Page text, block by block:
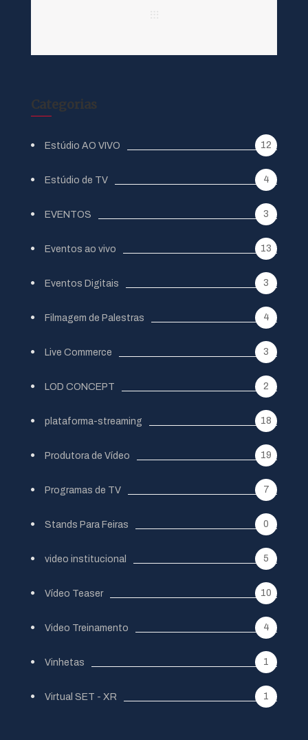
Categorias
Estúdio AO VIVO 12
Estúdio de TV 4
EVENTOS 3
Eventos ao vivo 13
Eventos Digitais 3
Filmagem de Palestras 4
Live Commerce 3
LOD CONCEPT 2
plataforma-streaming 18
Produtora de Vídeo 19
Programas de TV 7
Stands Para Feiras 0
video institucional 5
Vídeo Teaser 10
Video Treinamento 4
Vinhetas 1
Virtual SET - XR 1